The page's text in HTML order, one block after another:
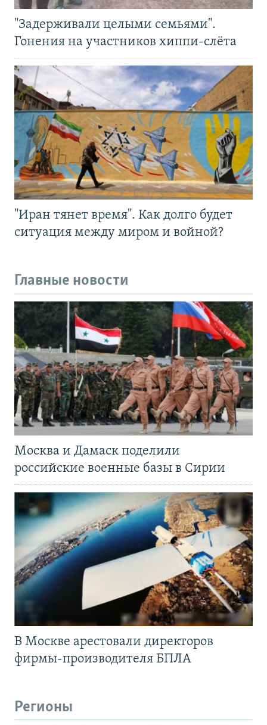
"Задерживали целыми семьями".
Гонения на участников хиппи-слёта
"Иран тянет время". Как долго будет
ситуация между миром и войной?
Главные новости
Москва и Дамаск поделили
российские военные базы в Сирии
В Москве арестовали директоров
фирмы-производителя БПЛА
Регионы